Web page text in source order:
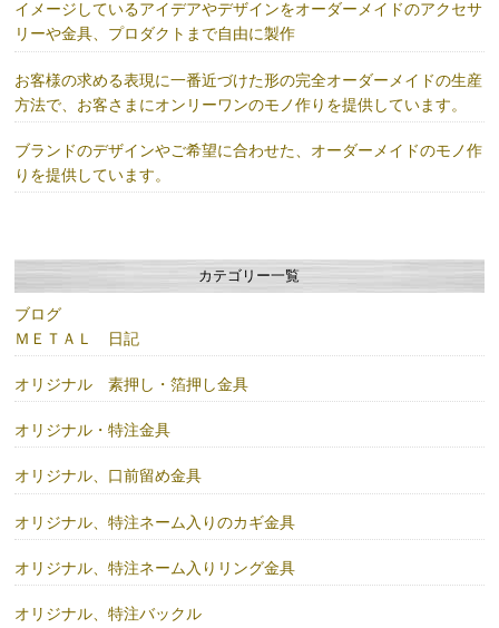
イメージしているアイデアやデザインをオーダーメイドのアクセサ
リーや金具、プロダクトまで自由に製作
お客様の求める表現に一番近づけた形の完全オーダーメイドの生産
方法で、お客さまにオンリーワンのモノ作りを提供しています。
ブランドのデザインやご希望に合わせた、オーダーメイドのモノ作
りを提供しています。
カテゴリー一覧
ブログ
ＭＥＴＡＬ 日記
オリジナル 素押し・箔押し金具
オリジナル・特注金具
オリジナル、口前留め金具
オリジナル、特注ネーム入りのカギ金具
オリジナル、特注ネーム入りリング金具
オリジナル、特注バックル